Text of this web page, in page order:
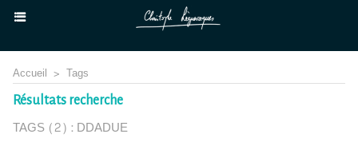
Accueil > Tags
Résultats recherche
TAGS (2) : DDADUE